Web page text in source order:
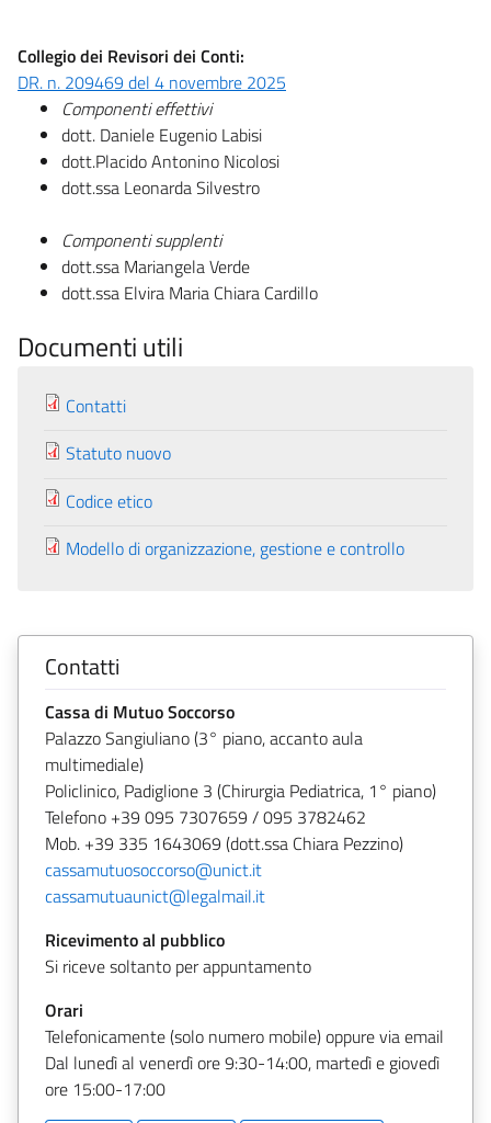
Collegio dei Revisori dei Conti:
DR. n. 209469 del 4 novembre 2025
Componenti effettivi
dott. Daniele Eugenio Labisi
dott.Placido Antonino Nicolosi
dott.ssa Leonarda Silvestro
Componenti supplenti
dott.ssa Mariangela Verde
dott.ssa Elvira Maria Chiara Cardillo
Documenti utili
Contatti
Statuto nuovo
Codice etico
Modello di organizzazione, gestione e controllo
Contatti
Cassa di Mutuo Soccorso
Palazzo Sangiuliano (3° piano, accanto aula
multimediale)
Policlinico, Padiglione 3 (Chirurgia Pediatrica, 1° piano)
Telefono +39 095 7307659 / 095 3782462
Mob. +39 335 1643069 (dott.ssa Chiara Pezzino)
cassamutuosoccorso@unict.it
cassamutuaunict@legalmail.it
Ricevimento al pubblico
Si riceve soltanto per appuntamento
Orari
Telefonicamente (solo numero mobile) oppure via email
Dal lunedì al venerdì ore 9:30-14:00, martedì e giovedì
ore 15:00-17:00